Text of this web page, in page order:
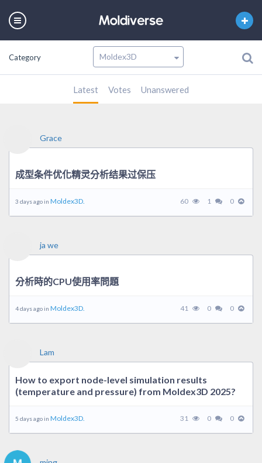
Category
Latest Votes Unanswered
Grace
成型条件优化精灵分析结果过保压
3 days ago in Moldex3D. 60 1 0
ja we
分析時的CPU使用率問題
4 days ago in Moldex3D. 41 0 0
Lam
How to export node-level simulation results
(temperature and pressure) from Moldex3D 2025?
5 days ago in Moldex3D. 31 0 0